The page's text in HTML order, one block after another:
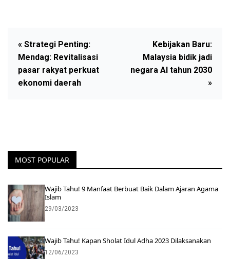
« Strategi Penting:
Mendag: Revitalisasi
pasar rakyat perkuat
ekonomi daerah
Kebijakan Baru:
Malaysia bidik jadi
negara AI tahun 2030
»
MOST POPULAR
Wajib Tahu! 9 Manfaat Berbuat Baik Dalam Ajaran Agama
Islam
29/03/2023
Wajib Tahu! Kapan Sholat Idul Adha 2023 Dilaksanakan
12/06/2023